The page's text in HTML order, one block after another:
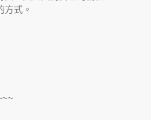
方式。